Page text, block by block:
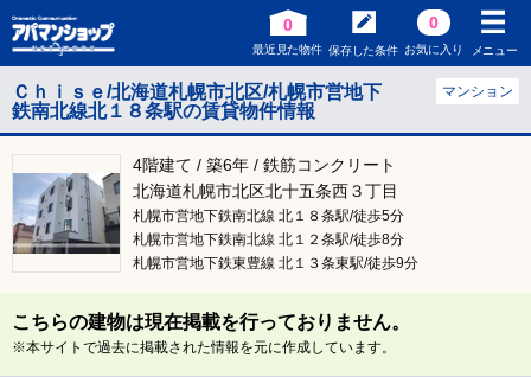
0
最近見た物件 保存した条件
0
お気に入り メニュー
Ｃｈｉｓｅ/北海道札幌市北区/札幌市営地下
鉄南北線北１８条駅の賃貸物件情報
マンション
4階建て / 築6年 / 鉄筋コンクリート
北海道札幌市北区北十五条西３丁目
札幌市営地下鉄南北線 北１８条駅/徒歩5分
札幌市営地下鉄南北線 北１２条駅/徒歩8分
札幌市営地下鉄東豊線 北１３条東駅/徒歩9分
こちらの建物は現在掲載を行っておりません。
※本サイトで過去に掲載された情報を元に作成しています。